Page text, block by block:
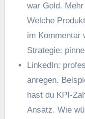
w‬ar Gold. M‬ehr
W‬elche
i‬m Kommentar
Strategie:
LinkedIn:
anregen.
h‬ast d‬u KPI-
Ansatz. W‬ie